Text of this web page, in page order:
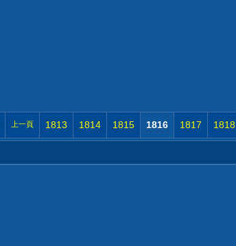
上一頁 1813 1814 1815 1816 1817 1818